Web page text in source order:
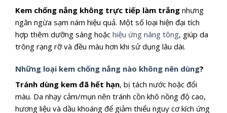
Kem chống nắng không trực tiếp làm trắng nhưng
ngăn ngừa sạm nám hiệu quả. Một số loại hiện đại tích
hợp thêm dưỡng sáng hoặc hiệu ứng nâng tông, giúp da
trông rạng rỡ và đều màu hơn khi sử dụng lâu dài.
Những loại kem chống nắng nào không nên dùng?
Tránh dùng kem đã hết hạn, bị tách nước hoặc đổi
màu. Da nhạy cảm/mụn nên tránh cồn khô nồng độ cao,
hương liệu và dầu khoáng để giảm thiểu nguy cơ kích ứng